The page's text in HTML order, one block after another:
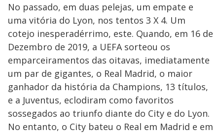
No passado, em duas pelejas, um empate e
uma vitória do Lyon, nos tentos 3 X 4. Um
cotejo inesperadérrimo, este. Quando, em 16 de
Dezembro de 2019, a UEFA sorteou os
emparceiramentos das oitavas, imediatamente
um par de gigantes, o Real Madrid, o maior
ganhador da história da Champions, 13 títulos,
e a Juventus, eclodiram como favoritos
sossegados ao triunfo diante do City e do Lyon.
No entanto, o City bateu o Real em Madrid e em